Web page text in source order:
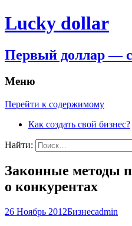
Lucky dollar
Первый доллар —
Меню
Перейти к содержимому
Как создать свой бизнес?
Найти:
Законные методы
о конкурентах
26 Ноябрь 2012Бизнесadmin